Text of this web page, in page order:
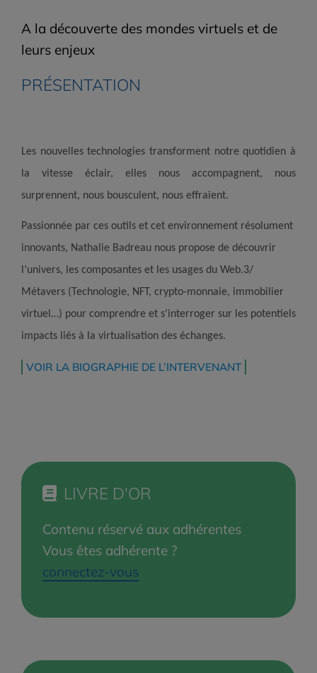
A la découverte des mondes virtuels et de
leurs enjeux
PRÉSENTATION
Les nouvelles technologies transforment notre quotidien à
la vitesse éclair, elles nous accompagnent, nous
surprennent, nous bousculent, nous effraient.
Passionnée par ces outils et cet environnement résolument
innovants, Nathalie Badreau nous propose de découvrir
l’univers, les composantes et les usages du Web.3/
Métavers (Technologie, NFT, crypto-monnaie, immobilier
virtuel…) pour comprendre et s'interroger sur les potentiels
impacts liés à la virtualisation des échanges.
VOIR LA BIOGRAPHIE DE L’INTERVENANT
LIVRE D'OR
Contenu réservé aux adhérentes
Vous êtes adhérente ?
connectez-vous